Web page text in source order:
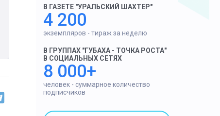
В ГАЗЕТЕ "УРАЛЬСКИЙ ШАХТЕР"
4 200
экземпляров - тираж за неделю
В ГРУППАХ "ГУБАХА - ТОЧКА РОСТА"
В СОЦИАЛЬНЫХ СЕТЯХ
8 000+
человек - суммарное количество
подписчиков